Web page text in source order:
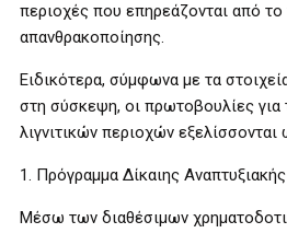
περιοχές που επηρεάζονται από
απανθρακοποίησης.
Ειδικότερα, σύμφωνα με τα
στη σύσκεψη, οι πρωτοβουλίες για
λιγνιτικών περιοχών εξελίσσονται
1. Πρόγραμμα Δίκαιης
Μέσω των διαθέσιμων